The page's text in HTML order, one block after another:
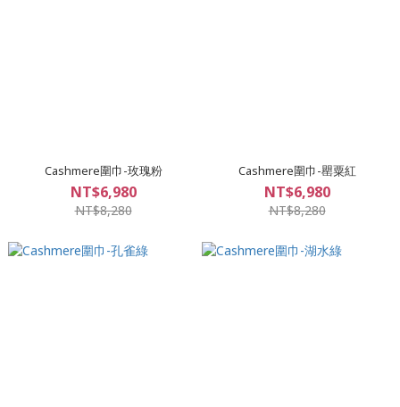
Cashmere圍巾-玫瑰粉
NT$6,980
NT$8,280
Cashmere圍巾-罌粟紅
NT$6,980
NT$8,280